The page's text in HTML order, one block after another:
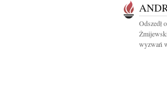
Odszedł
wyzwań